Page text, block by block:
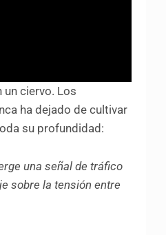
un ciervo. Los
ha dejado de cultivar
su profundidad:
una señal de tráfico
sobre la tensión entre